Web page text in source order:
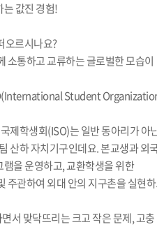
는 값진 경험!
오르시나요?
소통하고 교류하는 글로벌한 모습이
Student
제학생회(ISO)는 일반 동아리가 아
산하 자치기구인데요. 본교생과 외
을 운영하고, 교환학생을 위한
주관하여 외대 안의 지구촌을 실현
서 맞닥뜨리는 크고 작은 문제, 고충